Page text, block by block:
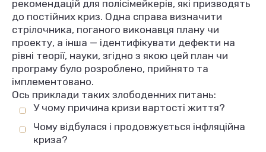
рекомендацій для полісімейкерів, які призводять
до постійних криз. Одна справа визначити
стрілочника, поганого виконавця плану чи
проекту, а інша — ідентифікувати дефекти на
рівні теорії, науки, згідно з якою цей план чи
програму було розроблено, прийнято та
імплементовано.
Ось приклади таких злободенних питань:
У чому причина кризи вартості життя?
Чому відбулася і продовжується інфляційна
криза?